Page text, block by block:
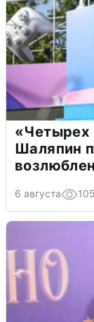
«Четырех
Шаляпин
6 августа 105